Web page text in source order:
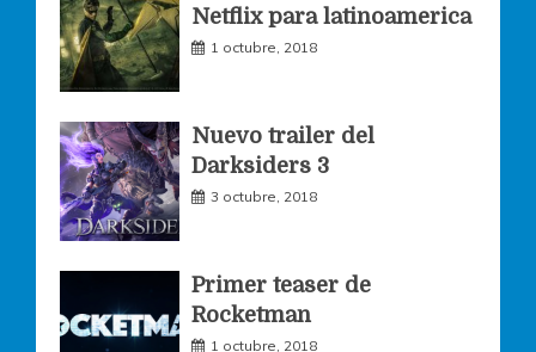
o
m
r
Netflix para latinoamerica
1 octubre, 2018
Nuevo trailer del
Darksiders 3
3 octubre, 2018
Primer teaser de
Rocketman
1 octubre, 2018